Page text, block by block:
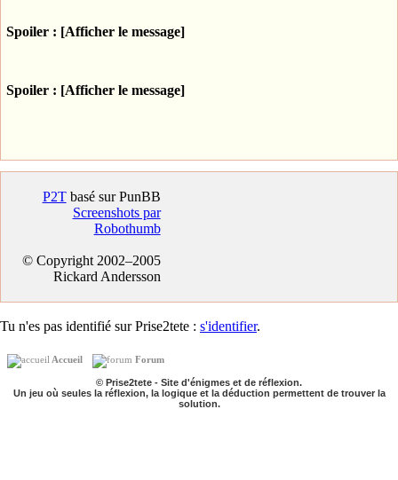
Spoiler : [Afficher le message]
Spoiler : [Afficher le message]
P2Tbasé sur PunBB
Screenshots par
Robothumb
© Copyright 2002–2005
Rickard Andersson
Tu n'es pas identifié sur Prise2tete : s'identifier.
Accueil Forum
© Prise2tete - Site d'énigmes et de réflexion.
Un jeu où seules la réflexion, la logique et la déduction permettent de trouver la
solution.